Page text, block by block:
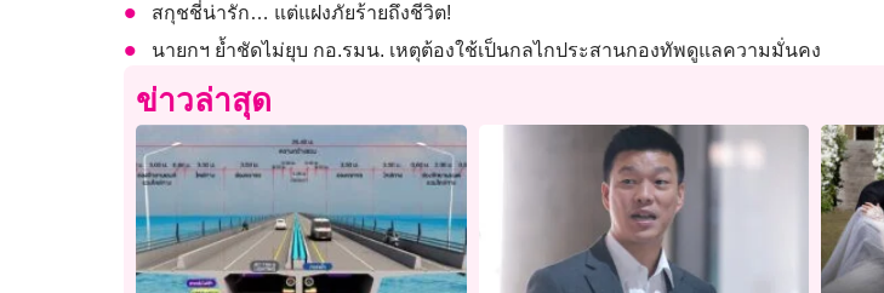
สกุชชี่น่ารัก… แต่แฝงภัยร้ายถึงชีวิต!
นายกฯ ย้ำชัดไม่ยุบ กอ.รมน. เหตุต้องใช้เป็นกลไกประสานกองทัพดูแลความมั่นคง
ข่าวล่าสุด